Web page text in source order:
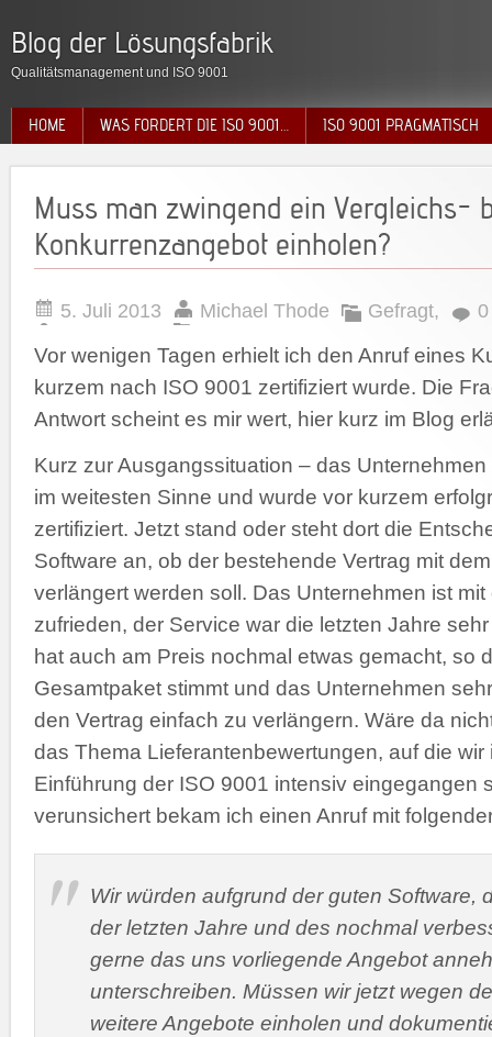
Blog der Lösungsfabrik
Qualitätsmanagement und ISO 9001
HOME WAS FORDERT DIE ISO 9001… ISO 9001 PRAGMATISCH
Muss man zwingend ein Vergleichs-
Konkurrenzangebot einholen?
5. Juli 2013 Michael Thode Gefragt, 0
Vor wenigen Tagen erhielt ich den Anruf eines
kurzem nach ISO 9001 zertifiziert wurde. Die
Antwort scheint es mir wert, hier kurz im Blog
Kurz zur Ausgangssituation – das
im weitesten Sinne und wurde vor kurzem
zertifiziert. Jetzt stand oder steht dort die
Software an, ob der bestehende Vertrag mit
verlängert werden soll. Das Unternehmen ist
zufrieden, der Service war die letzten Jahre
hat auch am Preis nochmal etwas gemacht, so
Gesamtpaket stimmt und das Unternehmen
den Vertrag einfach zu verlängern. Wäre da
das Thema Lieferantenbewertungen, auf die wir
Einführung der ISO 9001 intensiv eingegangen
verunsichert bekam ich einen Anruf mit
Wir würden aufgrund der guten Software,
der letzten Jahre und des nochmal
gerne das uns vorliegende Angebot
unterschreiben. Müssen wir jetzt wegen
weitere Angebote einholen und